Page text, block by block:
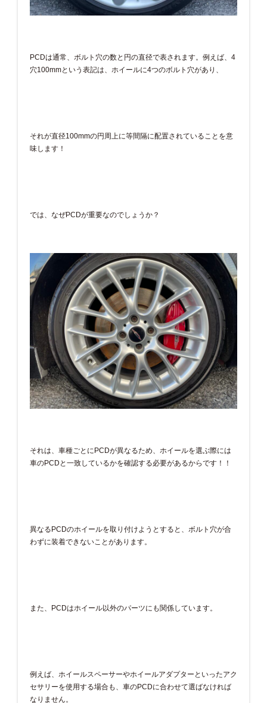
PCDは通常、ボルト穴の数と円の直径で表されます。例えば、4
穴100mmという表記は、ホイールに4つのボルト穴があり、
それが直径100mmの円周上に等間隔に配置されていることを意
味します！
では、なぜPCDが重要なのでしょうか？
それは、車種ごとにPCDが異なるため、ホイールを選ぶ際には
車のPCDと一致しているかを確認する必要があるからです！！
異なるPCDのホイールを取り付けようとすると、ボルト穴が合
わずに装着できないことがあります。
また、PCDはホイール以外のパーツにも関係しています。
例えば、ホイールスペーサーやホイールアダプターといったアク
セサリーを使用する場合も、車のPCDに合わせて選ばなければ
なりません。